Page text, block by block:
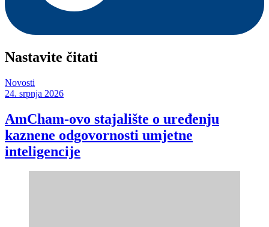
Nastavite čitati
Novosti
24. srpnja 2026
AmCham-ovo stajalište o uređenju
kaznene odgovornosti umjetne
inteligencije